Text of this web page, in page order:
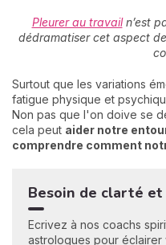
Pleurer au travailn’est
dédramatiser cet aspect
Surtout que les variations
fatigue physique et
Non pas que l'on doive se
cela peut aider notre
comprendre comment
Besoin de clarté et
Ecrivez à nos coachs
astrologues pour éclairer